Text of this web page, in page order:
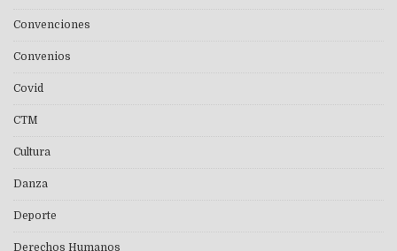
Convenciones
Convenios
Covid
CTM
Cultura
Danza
Deporte
Derechos Humanos